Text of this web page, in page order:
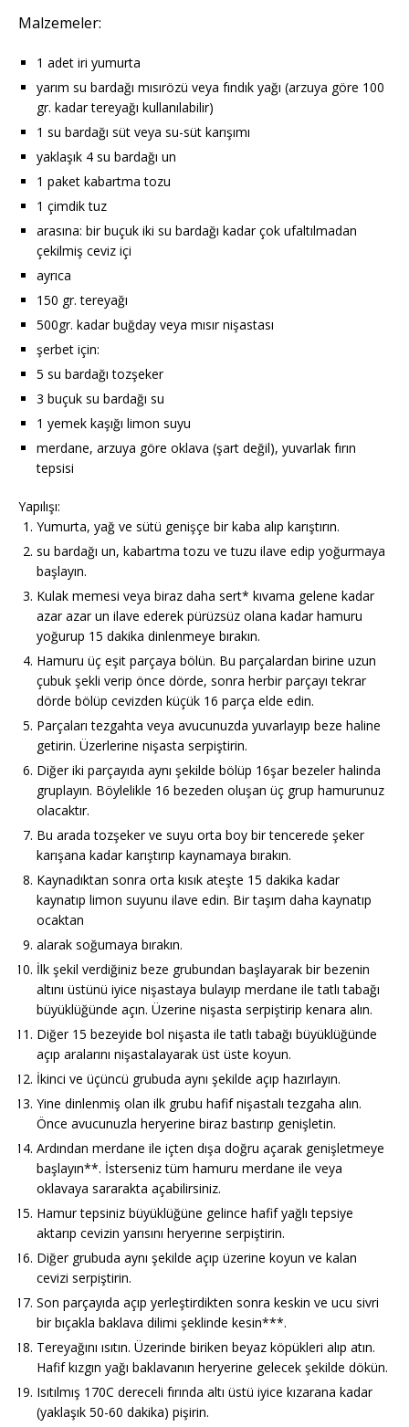
Malzemeler:
1 adet iri yumurta
yarım su bardağı mısırözü veya fındık yağı (arzuya göre 100
gr. kadar tereyağı kullanılabilir)
1 su bardağı süt veya su-süt karışımı
yaklaşık 4 su bardağı un
1 paket kabartma tozu
1 çimdik tuz
arasına: bir buçuk iki su bardağı kadar çok ufaltılmadan
çekilmiş ceviz içi
ayrıca
150 gr. tereyağı
500gr. kadar buğday veya mısır nişastası
şerbet için:
5 su bardağı tozşeker
3 buçuk su bardağı su
1 yemek kaşığı limon suyu
merdane, arzuya göre oklava (şart değil), yuvarlak fırın
tepsisi
Yapılışı:
Yumurta, yağ ve sütü genişçe bir kaba alıp karıştırın.
su bardağı un, kabartma tozu ve tuzu ilave edip yoğurmaya
başlayın.
Kulak memesi veya biraz daha sert* kıvama gelene kadar
azar azar un ilave ederek pürüzsüz olana kadar hamuru
yoğurup 15 dakika dinlenmeye bırakın.
Hamuru üç eşit parçaya bölün. Bu parçalardan birine uzun
çubuk şekli verip önce dörde, sonra herbir parçayı tekrar
dörde bölüp cevizden küçük 16 parça elde edin.
Parçaları tezgahta veya avucunuzda yuvarlayıp beze haline
getirin. Üzerlerine nişasta serpiştirin.
Diğer iki parçayıda aynı şekilde bölüp 16şar bezeler halinda
gruplayın. Böylelikle 16 bezeden oluşan üç grup hamurunuz
olacaktır.
Bu arada tozşeker ve suyu orta boy bir tencerede şeker
karışana kadar karıştırıp kaynamaya bırakın.
Kaynadıktan sonra orta kısık ateşte 15 dakika kadar
kaynatıp limon suyunu ilave edin. Bir taşım daha kaynatıp
ocaktan
alarak soğumaya bırakın.
İlk şekil verdiğiniz beze grubundan başlayarak bir bezenin
altını üstünü iyice nişastaya bulayıp merdane ile tatlı tabağı
büyüklüğünde açın. Üzerine nişasta serpiştirip kenara alın.
Diğer 15 bezeyide bol nişasta ile tatlı tabağı büyüklüğünde
açıp aralarını nişastalayarak üst üste koyun.
İkinci ve üçüncü grubuda aynı şekilde açıp hazırlayın.
Yine dinlenmiş olan ilk grubu hafif nişastalı tezgaha alın.
Önce avucunuzla heryerine biraz bastırıp genişletin.
Ardından merdane ile içten dışa doğru açarak genişletmeye
başlayın**. İsterseniz tüm hamuru merdane ile veya
oklavaya sararakta açabilirsiniz.
Hamur tepsiniz büyüklüğüne gelince hafif yağlı tepsiye
aktarıp cevizin yarısını heryerıne serpiştirin.
Diğer grubuda aynı şekilde açıp üzerine koyun ve kalan
cevizi serpiştirin.
Son parçayıda açıp yerleştirdikten sonra keskin ve ucu sivri
bir bıçakla baklava dilimi şeklinde kesin***.
Tereyağını ısıtın. Üzerinde biriken beyaz köpükleri alıp atın.
Hafif kızgın yağı baklavanın heryerine gelecek şekilde dökün.
Isıtılmış 170C dereceli fırında altı üstü iyice kızarana kadar
(yaklaşık 50-60 dakika) pişirin.